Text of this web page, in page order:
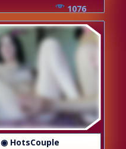
1076
◉ HotsCouple